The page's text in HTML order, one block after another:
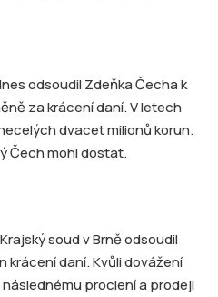
odsoudil Zdeňka Čecha k
za krácení daní. V letech
dvacet milionů korun.
Čech mohl dostat.
soud v Brně odsoudil
krácení daní. Kvůli dovážení
proclení a prodeji